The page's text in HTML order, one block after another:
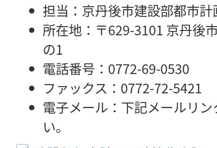
担当：京丹後市建設部都市
所在地：〒629-3101 京丹後
の1
電話番号：0772-69-0530
ファックス：0772-72-5421
電子メール：下記メールリ
い。